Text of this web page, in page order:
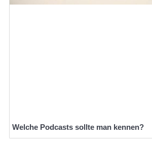
Welche Podcasts sollte man kennen?